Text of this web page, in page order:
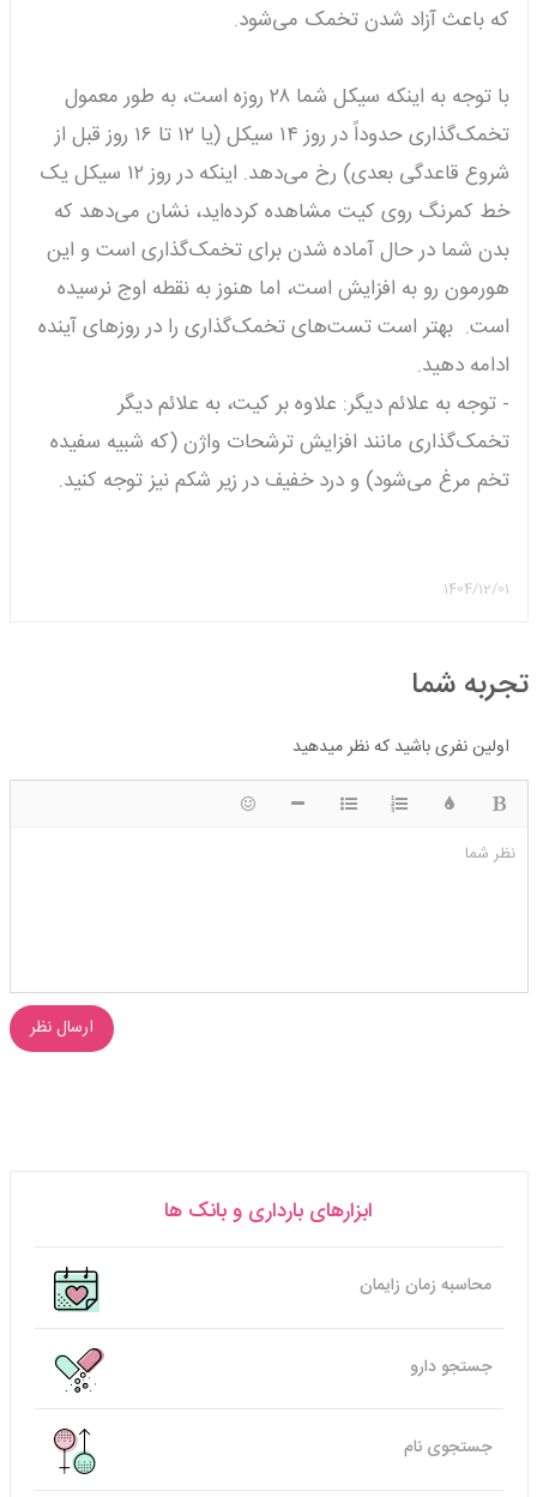
که باعث آزاد شدن تخمک می‌شود.
با توجه به اینکه سیکل شما ۲۸ روزه است، به طور معمول
تخمک‌گذاری حدوداً در روز ۱۴ سیکل (یا ۱۲ تا ۱۶ روز قبل از
شروع قاعدگی بعدی) رخ می‌دهد. اینکه در روز ۱۲ سیکل یک
خط کمرنگ روی کیت مشاهده کرده‌اید، نشان می‌دهد که
بدن شما در حال آماده شدن برای تخمک‌گذاری است و این
هورمون رو به افزایش است، اما هنوز به نقطه اوج نرسیده
است. بهتر است تست‌های تخمک‌گذاری را در روزهای آینده
ادامه دهید.
- توجه به علائم دیگر: علاوه بر کیت، به علائم دیگر
تخمک‌گذاری مانند افزایش ترشحات واژن (که شبیه سفیده
تخم مرغ می‌شود) و درد خفیف در زیر شکم نیز توجه کنید.
1404/12/01
تجربه شما
اولین نفری باشید که نظر میدهید
نظر شما
ارسال نظر
ابزارهای بارداری و بانک ها
محاسبه زمان زایمان
جستجو دارو
جستجوی نام